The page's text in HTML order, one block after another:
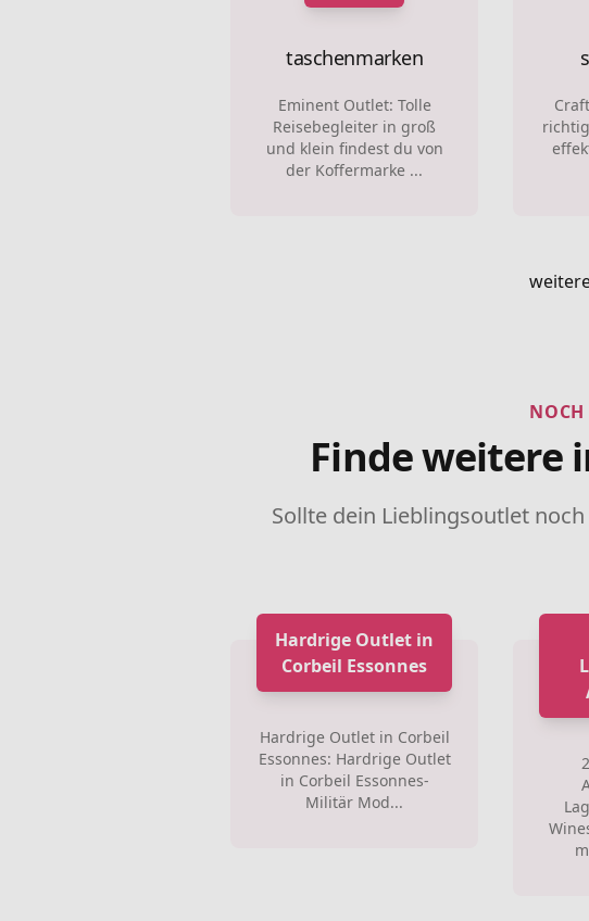
taschenmarken
Eminent Outlet: Tolle
Reisebegleiter in groß
und klein findest du von
der Koffermarke ...
NOCH
Finde weitere
Sollte dein Lieblingsoutlet
Hardrige Outlet in
Corbeil Essonnes
Hardrige Outlet in Corbeil
Essonnes: Hardrige Outlet
in Corbeil Essonnes-
Militär Mod...